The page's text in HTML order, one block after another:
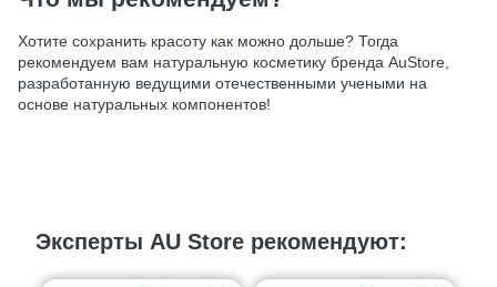
Хотите сохранить красоту как можно дольше? Тогда
рекомендуем вам натуральную косметику бренда AuStore,
разработанную ведущими отечественными учеными на
основе натуральных компонентов!
Эксперты AU Store рекомендуют: